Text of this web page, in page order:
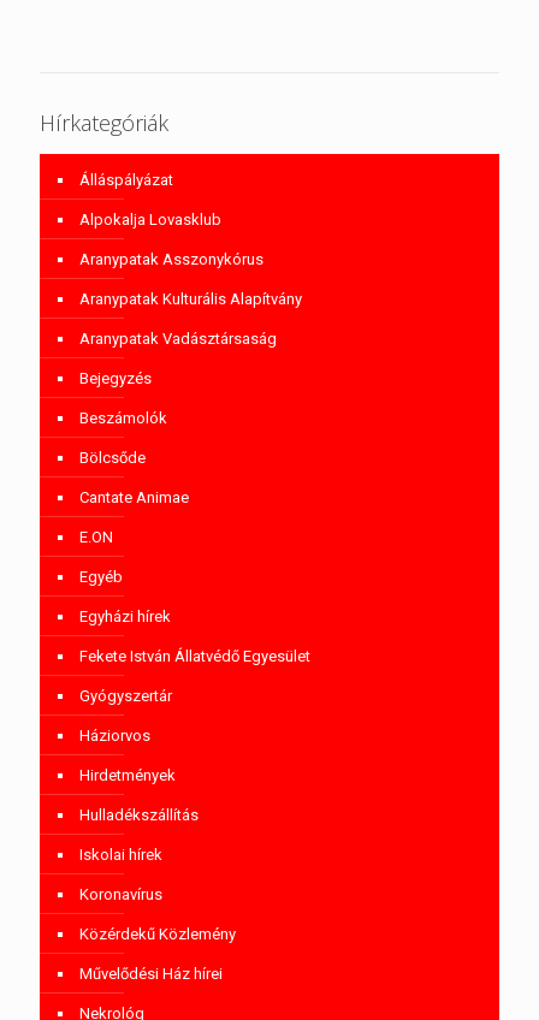
Hírkategóriák
Álláspályázat
Alpokalja Lovasklub
Aranypatak Asszonykórus
Aranypatak Kulturális Alapítvány
Aranypatak Vadásztársaság
Bejegyzés
Beszámolók
Bölcsőde
Cantate Animae
E.ON
Egyéb
Egyházi hírek
Fekete István Állatvédő Egyesület
Gyógyszertár
Háziorvos
Hirdetmények
Hulladékszállítás
Iskolai hírek
Koronavírus
Közérdekű Közlemény
Művelődési Ház hírei
Nekrológ